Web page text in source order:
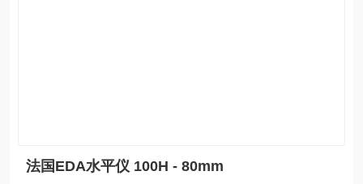
法国EDA水平仪 100H - 80mm